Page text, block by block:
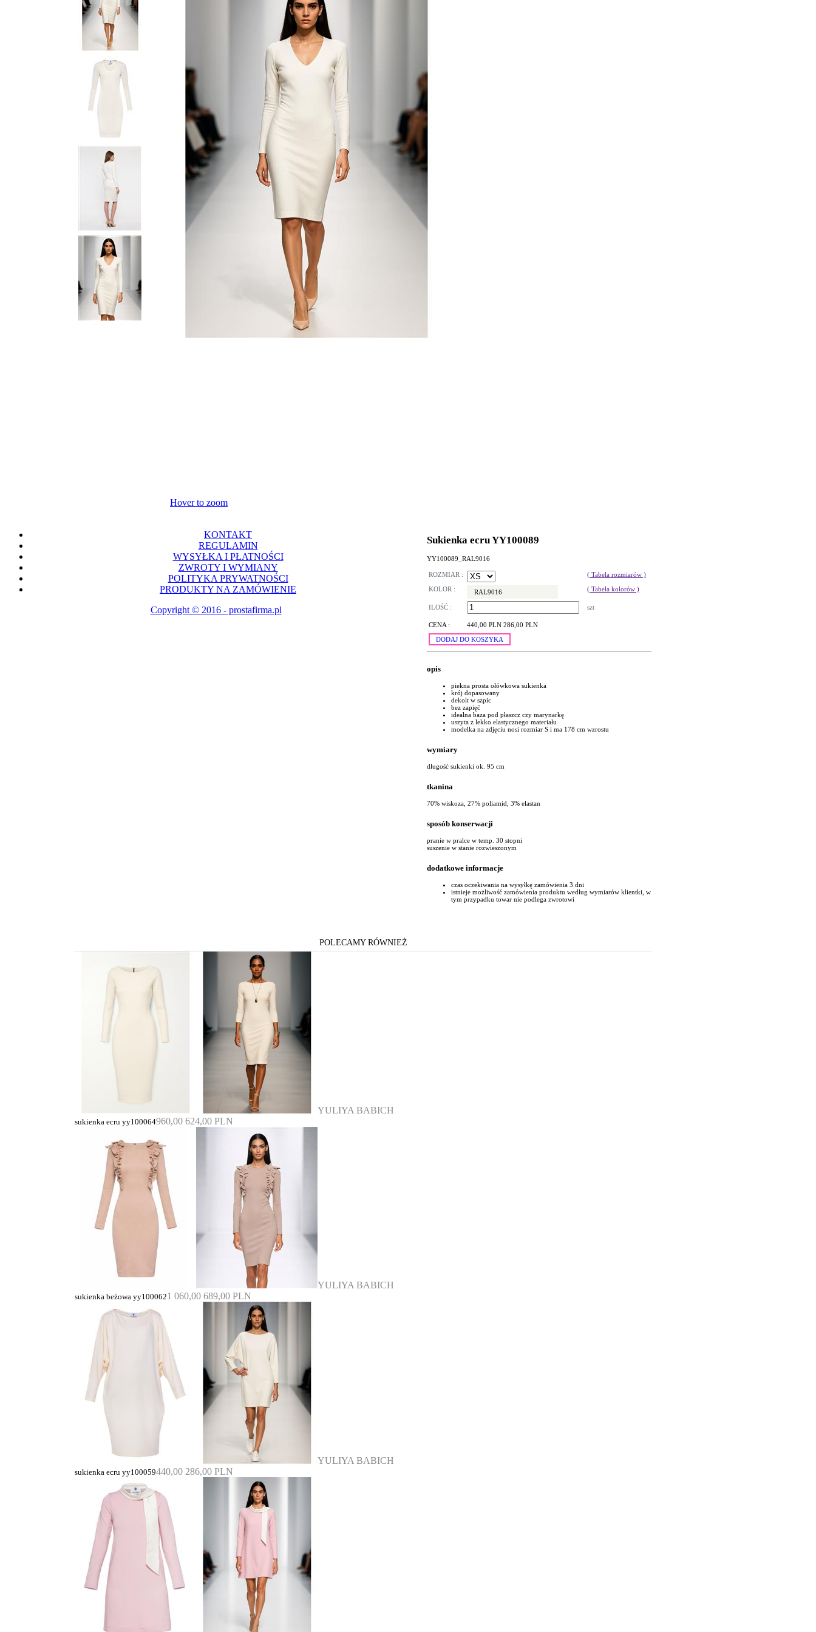
Hover to zoom
Sukienka ecru YY100089
YY100089_RAL9016
ROZMIAR :
( Tabela rozmiarów )
KOLOR :
RAL9016 ( Tabela kolorów )
ILOŚĆ : szt
CENA : 440,00 PLN 286,00 PLN
DODAJ DO KOSZYKA
opis
piekna prosta ołówkowa sukienka
krój dopasowany
dekolt w szpic
bez zapięć
idealna baza pod płaszcz czy marynarkę
uszyta z lekko elastycznego materiału
modelka na zdjęciu nosi rozmiar S i ma 178 cm wzrostu
wymiary
długość sukienki ok. 95 cm
tkanina
70% wiskoza, 27% poliamid, 3% elastan
sposób konserwacji
pranie w pralce w temp. 30 stopni
suszenie w stanie rozwieszonym
dodatkowe informacje
czas oczekiwania na wysyłkę zamówienia 3 dni
istnieje możliwość zamówienia produktu według wymiarów klientki, w
tym przypadku towar nie podlega zwrotowi
POLECAMY RÓWNIEŻ
YULIYA BABICH
sukienka ecru yy100064960,00 624,00 PLN
YULIYA BABICH
sukienka beżowa yy1000621 060,00 689,00 PLN
YULIYA BABICH
sukienka ecru yy100059440,00 286,00 PLN
KONTAKT
REGULAMIN
WYSYŁKA I PŁATNOŚCI
ZWROTY I WYMIANY
POLITYKA PRYWATNOŚCI
PRODUKTY NA ZAMÓWIENIE
Copyright © 2016 - prostafirma.pl